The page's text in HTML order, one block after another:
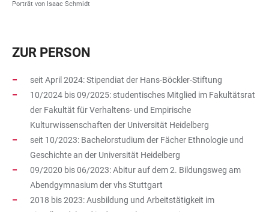
Porträt von Isaac Schmidt
ZUR PERSON
seit April 2024: Stipendiat der Hans-Böckler-Stiftung
10/2024 bis 09/2025: studentisches Mitglied im Fakultätsrat
der Fakultät für Verhaltens- und Empirische
Kulturwissenschaften der Universität Heidelberg
seit 10/2023: Bachelorstudium der Fächer Ethnologie und
Geschichte an der Universität Heidelberg
09/2020 bis 06/2023: Abitur auf dem 2. Bildungsweg am
Abendgymnasium der vhs Stuttgart
2018 bis 2023: Ausbildung und Arbeitstätigkeit im